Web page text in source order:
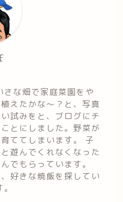
な畑で家庭菜園をや
えたかな～？と、写真
試みをと、ブログにチ
とにしました。野菜が
ててしまいます。 子
遊んでくれなくなった
でもらっています。
好きな焼飯を探してい